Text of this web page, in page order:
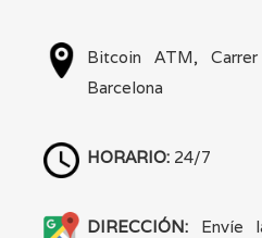
Bitcoin ATM,
Barcelona
HORARIO: 24/7
DIRECCIÓN: Envíe